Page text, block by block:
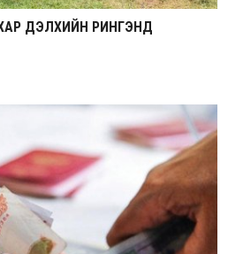
ДЭЛХИЙН РИНГЭНД